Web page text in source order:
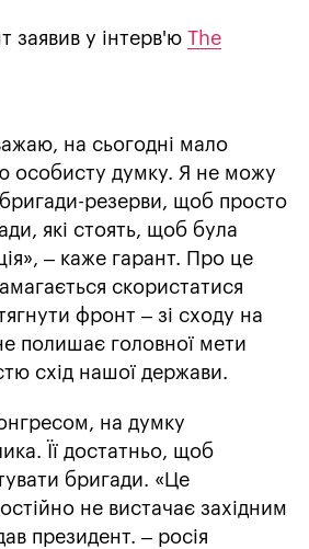
заявив у інтерв'ю The
на сьогодні мало
особисту думку. Я не можу
резерви, щоб просто
які стоять, щоб була
– каже гарант. Про це
скористатися
фронт – зі сходу на
полишає головної мети
схід нашої держави.
на думку
Її достатньо, щоб
бригади. «Це
не вистачає західним
президент. – росія